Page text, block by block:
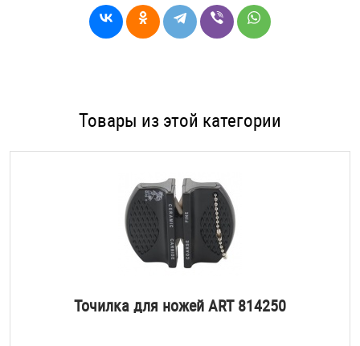
Товары из этой категории
Точилка для ножей ART 814250